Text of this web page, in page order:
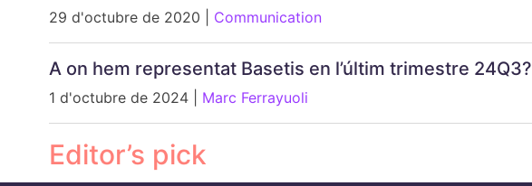
29 d'octubre de 2020 | Communication
A on hem representat Basetis en l’últim trimestre 24Q3?
1 d'octubre de 2024 | Marc Ferrayuoli
Editor’s pick